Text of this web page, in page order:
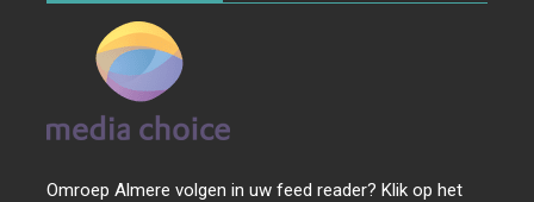
Omroep Almere volgen in uw feed reader? Klik op het